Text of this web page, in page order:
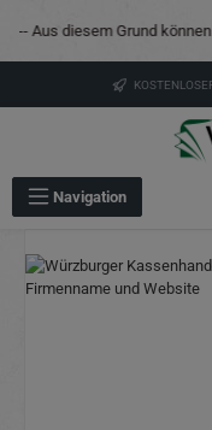
Zum Hauptinhalt springen
diesem Grund können wir
Navigation